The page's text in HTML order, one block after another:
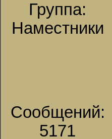
Группа:
Наместники
Сообщений:
5171